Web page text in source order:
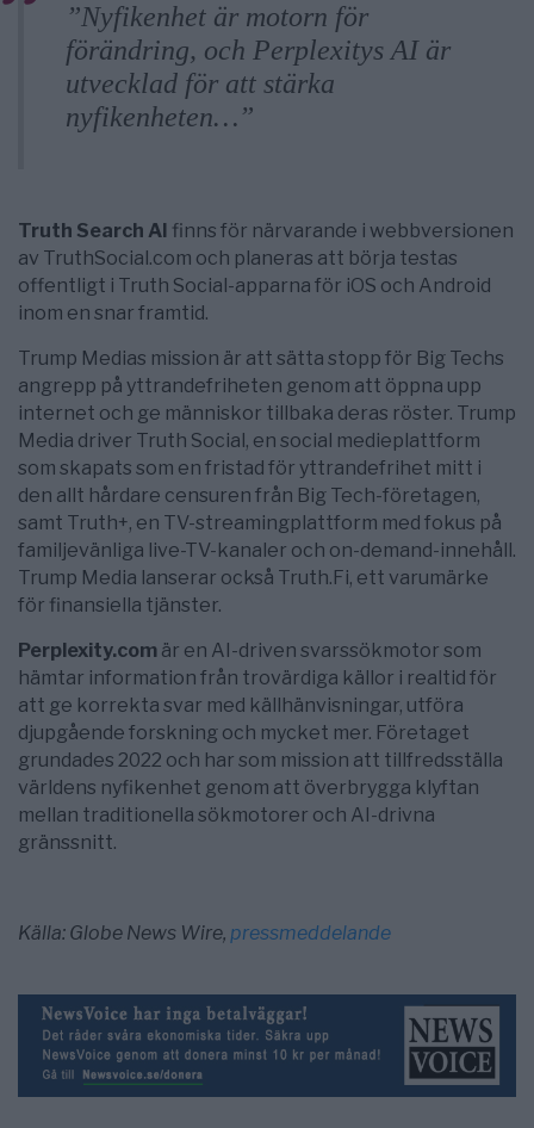
”Nyfikenhet är motorn för
förändring, och Perplexitys AI är
utvecklad för att stärka
nyfikenheten…”
Truth Search AI finns för närvarande i webbversionen
av TruthSocial.com och planeras att börja testas
offentligt i Truth Social-apparna för iOS och Android
inom en snar framtid.
Trump Medias mission är att sätta stopp för Big Techs
angrepp på yttrandefriheten genom att öppna upp
internet och ge människor tillbaka deras röster. Trump
Media driver Truth Social, en social medieplattform
som skapats som en fristad för yttrandefrihet mitt i
den allt hårdare censuren från Big Tech-företagen,
samt Truth+, en TV-streamingplattform med fokus på
familjevänliga live-TV-kanaler och on-demand-innehåll.
Trump Media lanserar också Truth.Fi, ett varumärke
för finansiella tjänster.
Perplexity.com är en AI-driven svarssökmotor som
hämtar information från trovärdiga källor i realtid för
att ge korrekta svar med källhänvisningar, utföra
djupgående forskning och mycket mer. Företaget
grundades 2022 och har som mission att tillfredsställa
världens nyfikenhet genom att överbrygga klyftan
mellan traditionella sökmotorer och AI-drivna
gränssnitt.
Källa: Globe News Wire, pressmeddelande